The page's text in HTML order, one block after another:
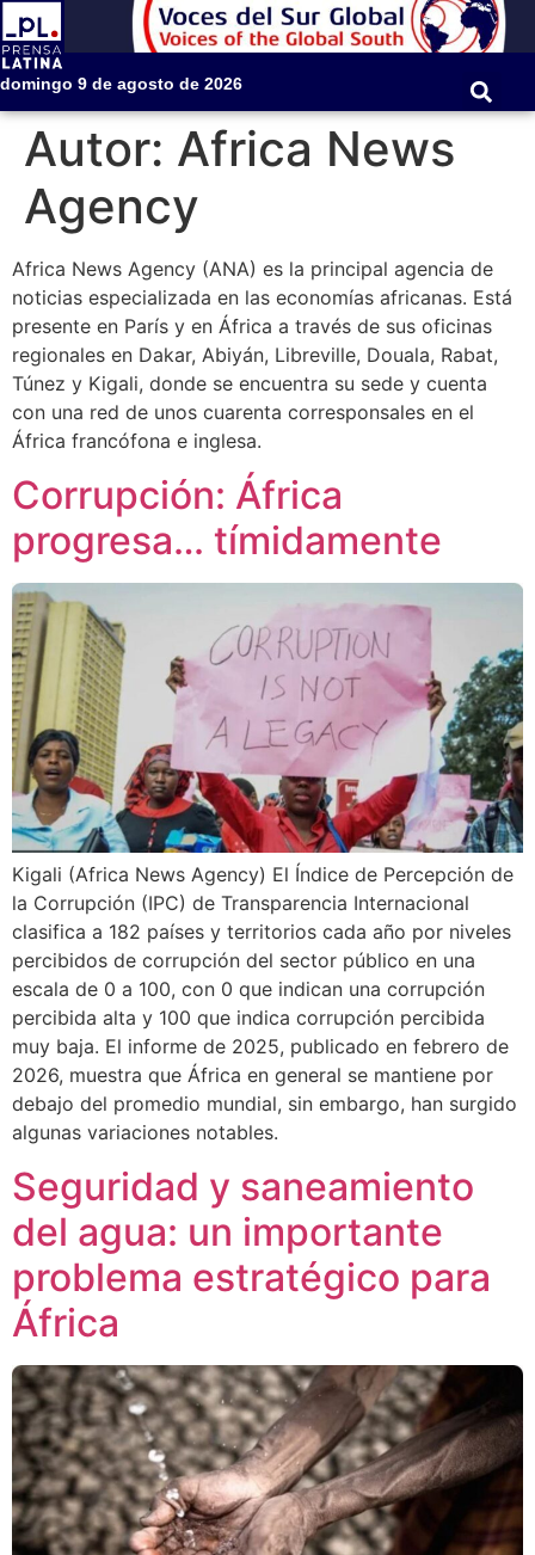
domingo 9 de agosto de 2026
Autor: Africa News
Agency
Africa News Agency (ANA) es la principal agencia de
noticias especializada en las economías africanas. Está
presente en París y en África a través de sus oficinas
regionales en Dakar, Abiyán, Libreville, Douala, Rabat,
Túnez y Kigali, donde se encuentra su sede y cuenta
con una red de unos cuarenta corresponsales en el
África francófona e inglesa.
Corrupción: África
progresa… tímidamente
Kigali (Africa News Agency) El Índice de Percepción de
la Corrupción (IPC) de Transparencia Internacional
clasifica a 182 países y territorios cada año por niveles
percibidos de corrupción del sector público en una
escala de 0 a 100, con 0 que indican una corrupción
percibida alta y 100 que indica corrupción percibida
muy baja. El informe de 2025, publicado en febrero de
2026, muestra que África en general se mantiene por
debajo del promedio mundial, sin embargo, han surgido
algunas variaciones notables.
Seguridad y saneamiento
del agua: un importante
problema estratégico para
África